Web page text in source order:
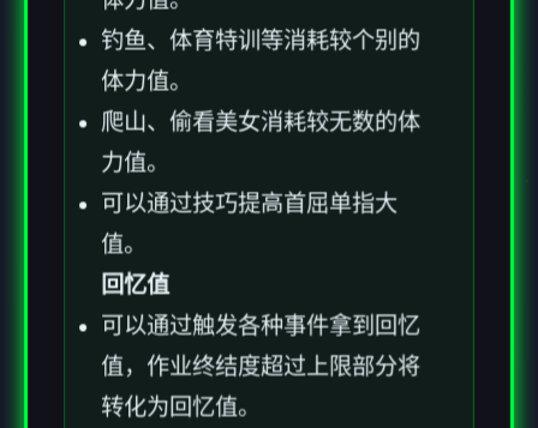
钓鱼、体育特训等消耗较个别的
体力值。
爬山、偷看美女消耗较无数的体
力值。
可以通过技巧提高首屈单指大
值。
回忆值
可以通过触发各种事件拿到回忆
值，作业终结度超过上限部分将
转化为回忆值。